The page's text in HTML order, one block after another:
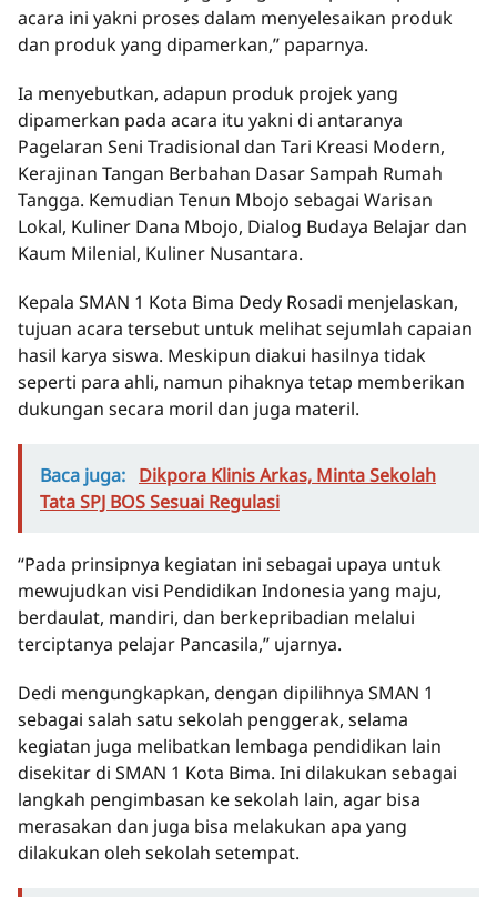
acara ini yakni proses dalam menyelesaikan produk
dan produk yang dipamerkan,” paparnya.
Ia menyebutkan, adapun produk projek yang
dipamerkan pada acara itu yakni di antaranya
Pagelaran Seni Tradisional dan Tari Kreasi Modern,
Kerajinan Tangan Berbahan Dasar Sampah Rumah
Tangga. Kemudian Tenun Mbojo sebagai Warisan
Lokal, Kuliner Dana Mbojo, Dialog Budaya Belajar dan
Kaum Milenial, Kuliner Nusantara.
Kepala SMAN 1 Kota Bima Dedy Rosadi menjelaskan,
tujuan acara tersebut untuk melihat sejumlah capaian
hasil karya siswa. Meskipun diakui hasilnya tidak
seperti para ahli, namun pihaknya tetap memberikan
dukungan secara moril dan juga materil.
Baca juga: Dikpora Klinis Arkas, Minta Sekolah
Tata SPJ BOS Sesuai Regulasi
“Pada prinsipnya kegiatan ini sebagai upaya untuk
mewujudkan visi Pendidikan Indonesia yang maju,
berdaulat, mandiri, dan berkepribadian melalui
terciptanya pelajar Pancasila,” ujarnya.
Dedi mengungkapkan, dengan dipilihnya SMAN 1
sebagai salah satu sekolah penggerak, selama
kegiatan juga melibatkan lembaga pendidikan lain
disekitar di SMAN 1 Kota Bima. Ini dilakukan sebagai
langkah pengimbasan ke sekolah lain, agar bisa
merasakan dan juga bisa melakukan apa yang
dilakukan oleh sekolah setempat.